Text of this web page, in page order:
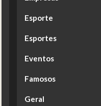
Esporte
Esportes
Eventos
Famosos
Geral